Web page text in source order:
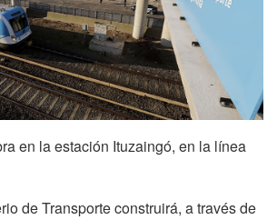
en la estación Ituzaingó, en la línea
de Transporte construirá, a través de